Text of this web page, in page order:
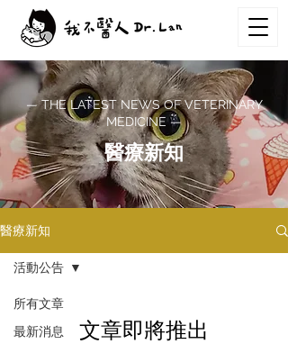
— THE LATEST NEWS OF VETERINARY
MEDICINE —
醫療新知
醫療新知
所有文章
最新消息
活動公告
文章即將推出